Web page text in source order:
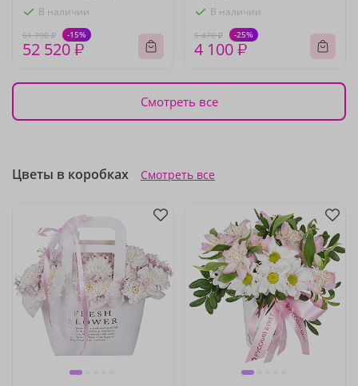
В наличии
61 790 ₽ -15%
52 520 ₽
В наличии
5 470 ₽ -25%
4 100 ₽
Смотреть все
Цветы в коробках Смотреть все